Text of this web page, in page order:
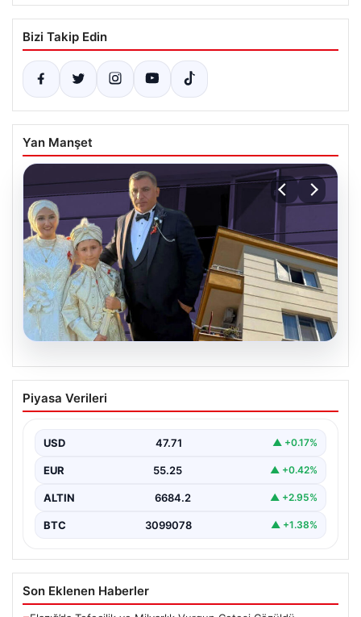
Bizi Takip Edin
Yan Manşet
Çanakkale’de böcek ilaçlaması felakete
dönüştü. Yusuf öldü, annesi yoğun
Piyasa Verileri
USD 47.71 ▲ +0.17%
EUR 55.25 ▲ +0.42%
ALTIN 6684.2 ▲ +2.95%
BTC 3099078 ▲ +1.38%
Son Eklenen Haberler